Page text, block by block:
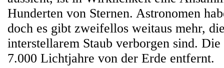
Hunderten von Sternen. Astronomen
doch es gibt zweifellos weitaus mehr,
interstellarem Staub verborgen sind.
7.000 Lichtjahre von der Erde entfernt.